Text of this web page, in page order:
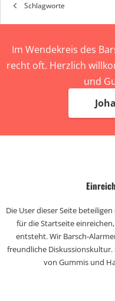
Schlagworte
Im Wendekreis des
recht oft. Herzlich
und
Die User dieser Seite
für die Startseite
entsteht. Wir Barsch-
freundliche
von Gummis und